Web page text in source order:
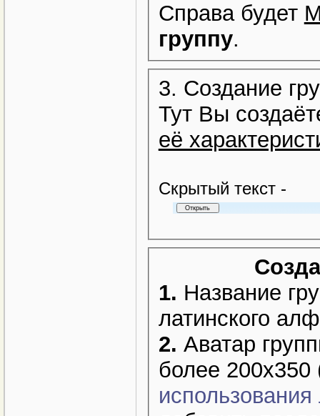
Справа будет
группу.
3. Создание
Тут Вы
её
Cкрытый текст -
1. Название
латинского
2. Аватар
более